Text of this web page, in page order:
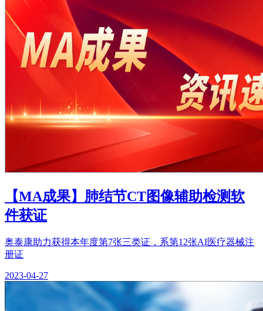
【MA成果】肺结节CT图像辅助检测软
件获证
奥泰康助力获得本年度第7张三类证，系第12张AI医疗器械注
册证
2023-04-27